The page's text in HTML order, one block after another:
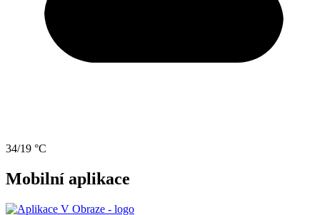
34/19 °C
Mobilní aplikace